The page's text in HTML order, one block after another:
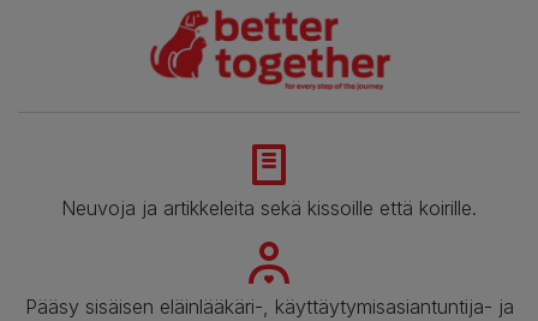
Neuvoja ja artikkeleita sekä kissoille että koirille.
Pääsy sisäisen eläinlääkäri-, käyttäytymisasiantuntija- ja